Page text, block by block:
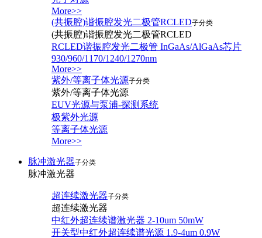
More>>
(共振腔)谐振腔发光二极管RCLED子分类
(共振腔)谐振腔发光二极管RCLED
RCLED谐振腔发光二极管 InGaAs/AlGaAs芯片
930/960/1170/1240/1270nm
More>>
紫外/等离子体光源子分类
紫外/等离子体光源
EUV光源与泵浦-探测系统
极紫外光源
等离子体光源
More>>
脉冲激光器子分类
脉冲激光器
超连续激光器子分类
超连续激光器
中红外超连续谱激光器 2-10um 50mW
开关型中红外超连续谱光源 1.9-4um 0.9W